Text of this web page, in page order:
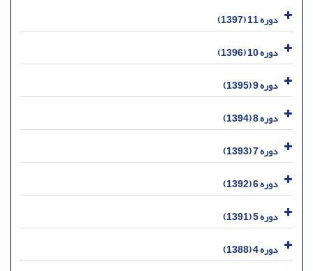
دوره 11 (1397)
دوره 10 (1396)
دوره 9 (1395)
دوره 8 (1394)
دوره 7 (1393)
دوره 6 (1392)
دوره 5 (1391)
دوره 4 (1388)